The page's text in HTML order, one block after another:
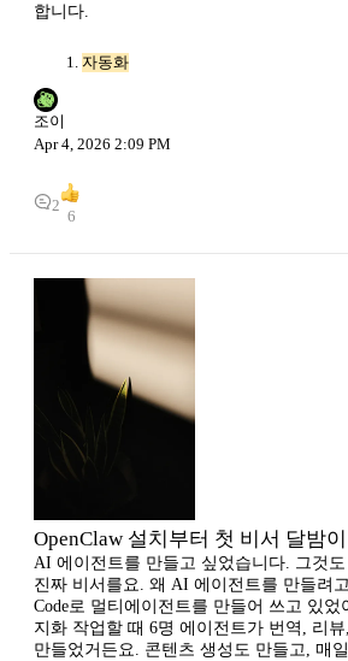
합니다.
자동화
조이
Apr 4, 2026 2:09 PM
2
6
OpenClaw 설치부터 첫 비서 달밤
AI 에이전트를 만들고 싶었습니다. 그것
진짜 비서를요. 왜 AI 에이전트를 만들려
Code로 멀티에이전트를 만들어 쓰고 있었
지화 작업할 때 6명 에이전트가 번역, 리
만들었거든요. 콘텐츠 생성도 만들고, 매